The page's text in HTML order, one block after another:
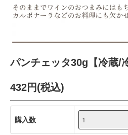
パンチェッタ30g【冷蔵/
432円(税込)
購入数